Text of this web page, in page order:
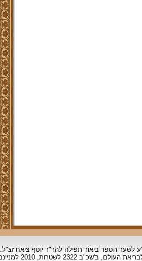
לשער הספר ביאור תפילה להר"ר יוסף ציאח זצ"ל.